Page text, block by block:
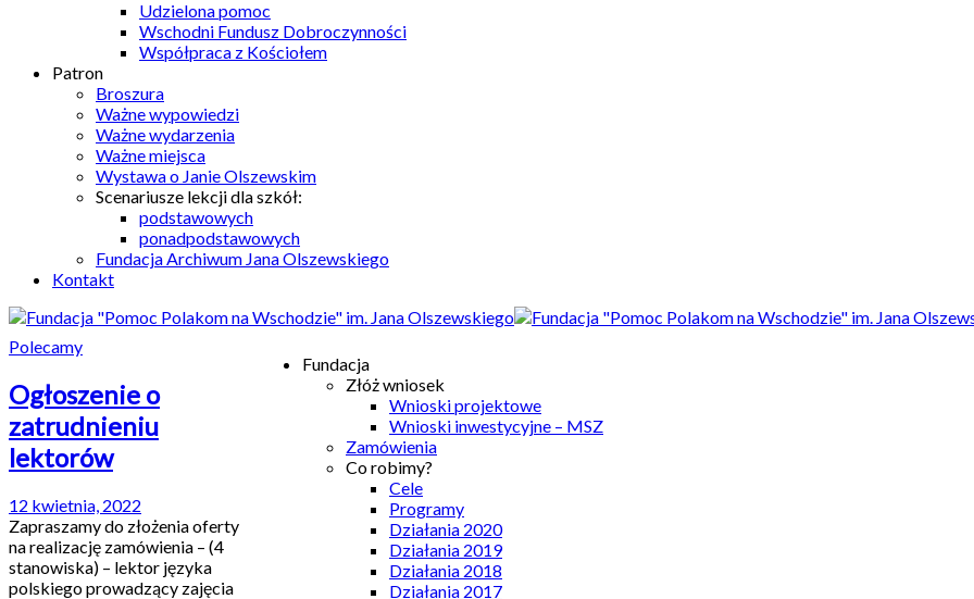
Udzielona pomoc
Wschodni Fundusz Dobroczynności
Współpraca z Kościołem
Patron
Broszura
Ważne wypowiedzi
Ważne wydarzenia
Ważne miejsca
Wystawa o Janie Olszewskim
Scenariusze lekcji dla szkół:
podstawowych
ponadpodstawowych
Fundacja Archiwum Jana Olszewskiego
Kontakt
Fundacja
Złóż wniosek
Wnioski projektowe
Wnioski inwestycyjne – MSZ
Zamówienia
Co robimy?
Cele
Programy
Działania 2020
Działania 2019
Działania 2018
Działania 2017
Polecamy
Ogłoszenie o
zatrudnieniu
lektorów
12 kwietnia, 2022
Zapraszamy do złożenia oferty
na realizację zamówienia – (4
stanowiska) – lektor języka
polskiego prowadzący zajęcia